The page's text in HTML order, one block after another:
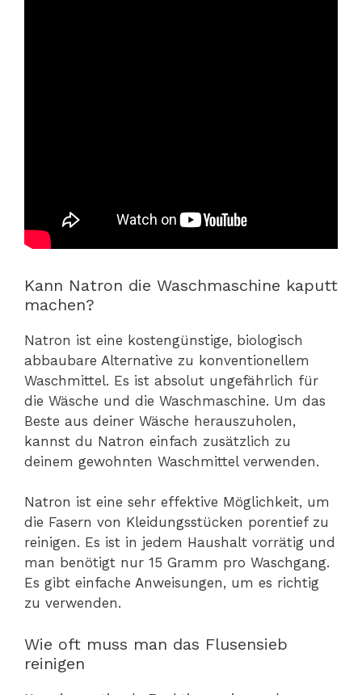
Kann Natron die Waschmaschine kaputt
machen?
Natron ist eine kostengünstige, biologisch
abbaubare Alternative zu konventionellem
Waschmittel. Es ist absolut ungefährlich für
die Wäsche und die Waschmaschine. Um das
Beste aus deiner Wäsche herauszuholen,
kannst du Natron einfach zusätzlich zu
deinem gewohnten Waschmittel verwenden.
Natron ist eine sehr effektive Möglichkeit, um
die Fasern von Kleidungsstücken porentief zu
reinigen. Es ist in jedem Haushalt vorrätig und
man benötigt nur 15 Gramm pro Waschgang.
Es gibt einfache Anweisungen, um es richtig
zu verwenden.
Wie oft muss man das Flusensieb
reinigen